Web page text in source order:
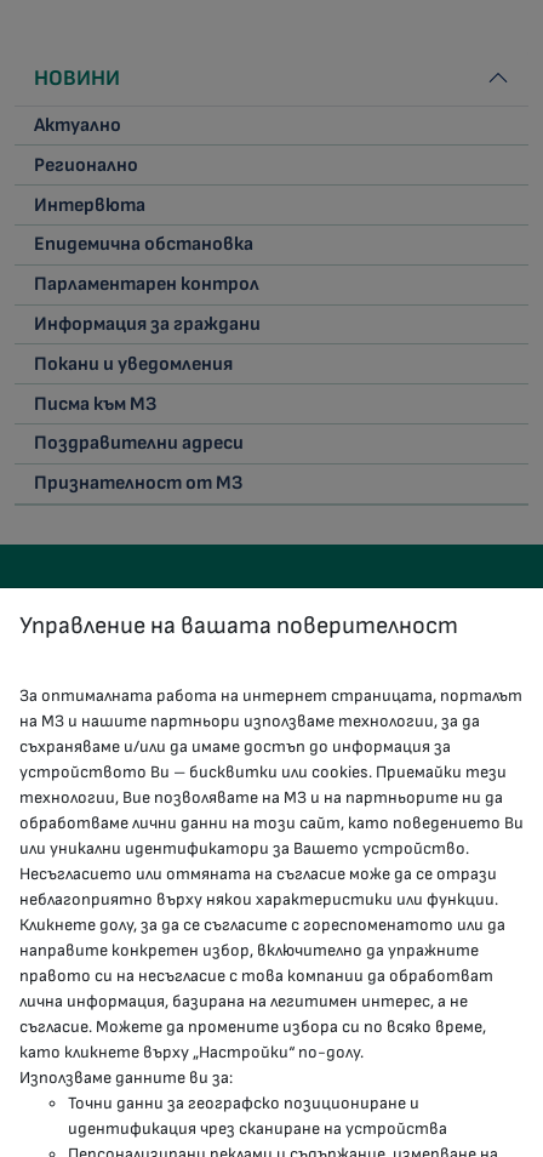
НОВИНИ
Актуално
Регионално
Интервюта
Епидемична обстановка
Парламентарен контрол
Информация за граждани
Покани и уведомления
Писма към МЗ
Поздравителни адреси
Признателност от МЗ
КОНТАКТИ
гр.София, 1000, пл. „Света Неделя“ №5
delovodstvo@mh.government.bg
presscenter@mh.government.bg
МЗ В СОЦИАЛНИТЕ МРЕЖИ
Facebook страница
Instragram профил
YouTube канал
Управление на вашата поверителност
За оптималната работа на интернет страницата, порталът
на МЗ и нашите партньори използваме технологии, за да
съхраняваме и/или да имаме достъп до информация за
устройството Ви – бисквитки или cookies. Приемайки тези
технологии, Вие позволявате на МЗ и на партньорите ни да
обработваме лични данни на този сайт, като поведението Ви
или уникални идентификатори за Вашето устройство.
Несъгласието или отмяната на съгласие може да се отрази
неблагоприятно върху някои характеристики или функции.
Кликнете долу, за да се съгласите с гореспоменатото или да
направите конкретен избор, включително да упражните
правото си на несъгласие с това компании да обработват
лична информация, базирана на легитимен интерес, а не
съгласие. Можете да промените избора си по всяко време,
като кликнете върху „Настройки“ по-долу.
Използваме данните ви за:
Точни данни за географско позициониране и
идентификация чрез сканиране на устройства